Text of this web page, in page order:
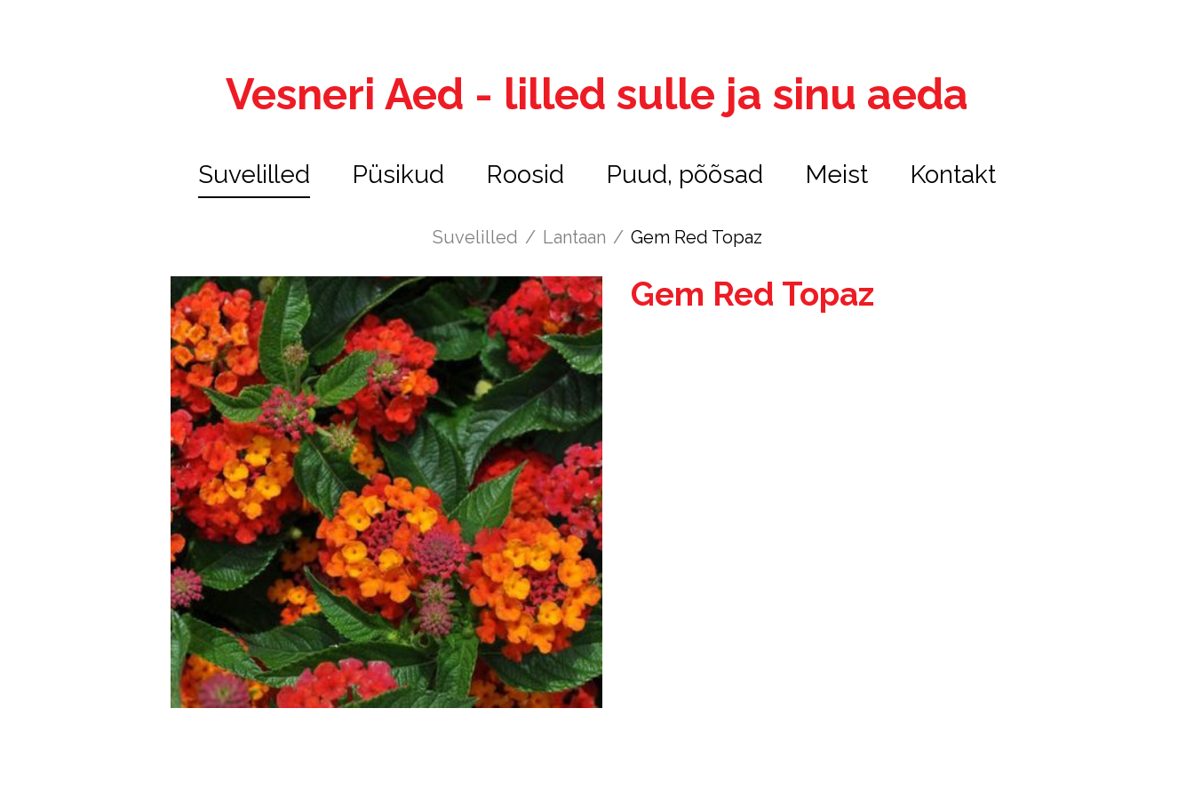
Vesneri Aed - lilled sulle ja sinu aeda
Suvelilled Püsikud Roosid Puud, põõsad Meist Kontakt
Suvelilled / Lantaan / Gem Red Topaz
Gem Red Topaz